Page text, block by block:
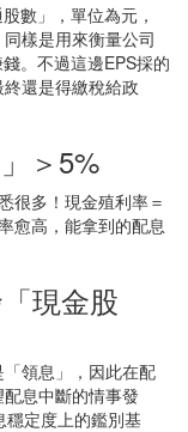
數」，單位為元，
樣是用來衡量公司
。不過這邊EPS採的
還是得繳稅給政
＞5%
很多！現金殖利率＝
愈高，能拿到的配息
現金股
領息」，因此在配
息中斷的情事發
穩定度上的鑑別基